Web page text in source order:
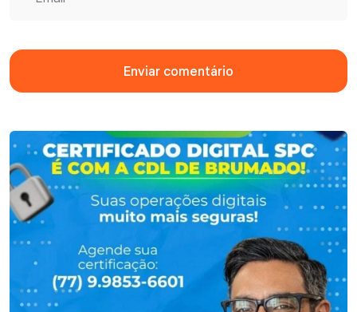
Enviar comentário